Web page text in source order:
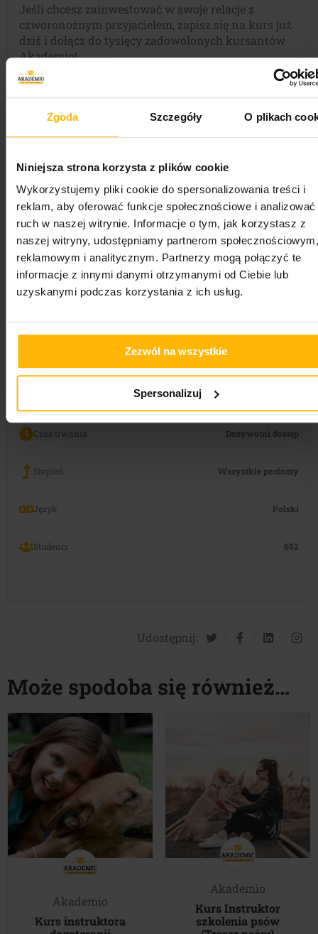
Zgoda Szczegóły O plikach
Niniejsza strona korzysta z plików cookie
Wykorzystujemy pliki cookie do spersonalizowania treści i
reklam, aby oferować funkcje społecznościowe i analizować
ruch w naszej witrynie. Informacje o tym, jak korzystasz z
naszej witryny, udostępniamy partnerom społecznościowym,
reklamowym i analitycznym. Partnerzy mogą połączyć te
informacje z innymi danymi otrzymanymi od Ciebie lub
uzyskanymi podczas korzystania z ich usług.
Zezwól na wszystkie
Spersonalizuj
Jeśli chcesz zainwestować w swoje relacje z
czworonożnym przyjacielem, zapisz się na kurs już
dziś i dołącz do tysięcy zadowolonych kursantów
Akademio!
Skorzystaj z działu pomocy:FAQ – Dział
pomocylub skontaktuj się z nami:Kontakt
FUNKCJE KURSU
Czas trwania Dożywotni dostęp
Stopień Wszystkie poziomy
Język Polski
Studenci 682
Udostępnij:
Może spodoba się również…
Akademio
Kurs instruktora
Akademio
Kurs Instruktor
szkolenia psów